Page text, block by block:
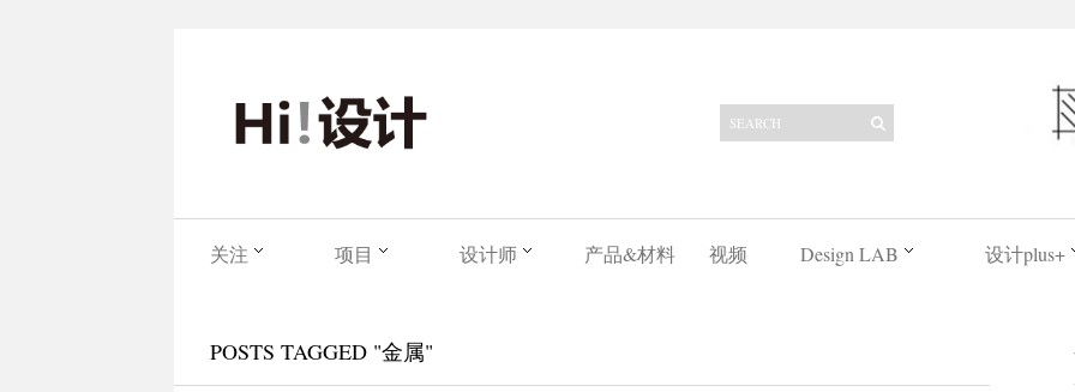
关注 项目 设计师 产品&材料 视频 Design LAB 设计plus+
POSTS TAGGED "金属"